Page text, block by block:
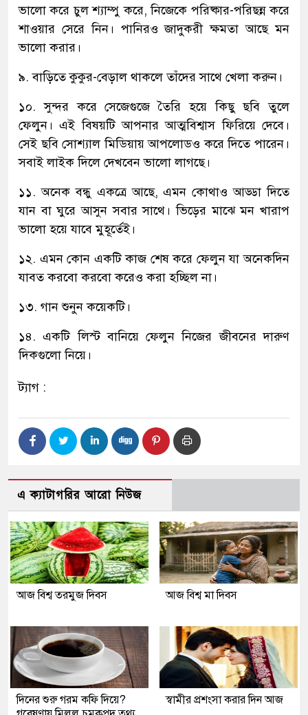
ভালো করে চুল শ্যাম্পু করে, নিজেকে পরিষ্কার-পরিছন্ন করে
শাওয়ার সেরে নিন। পানিরও জাদুকরী ক্ষমতা আছে মন
ভালো করার।
৯. বাড়িতে কুকুর-বেড়াল থাকলে তাঁদের সাথে খেলা করুন।
১০. সুন্দর করে সেজেগুজে তৈরি হয়ে কিছু ছবি তুলে
ফেলুন। এই বিষয়টি আপনার আত্মবিশ্বাস ফিরিয়ে দেবে।
সেই ছবি সোশ্যাল মিডিয়ায় আপলোডও করে দিতে পারেন।
সবাই লাইক দিলে দেখবেন ভালো লাগছে।
১১. অনেক বন্ধু একত্রে আছে, এমন কোথাও আড্ডা দিতে
যান বা ঘুরে আসুন সবার সাথে। ভিড়ের মাঝে মন খারাপ
ভালো হয়ে যাবে মুহূর্তেই।
১২. এমন কোন একটি কাজ শেষ করে ফেলুন যা অনেকদিন
যাবত করবো করবো করেও করা হচ্ছিল না।
১৩. গান শুনুন কয়েকটি।
১৪. একটি লিস্ট বানিয়ে ফেলুন নিজের জীবনের দারুণ
দিকগুলো নিয়ে।
ট্যাগ :
এ ক্যাটাগরির আরো নিউজ
আজ বিশ্ব তরমুজ দিবস আজ বিশ্ব মা দিবস
দিনের শুরু গরম কফি দিয়ে?
স্বামীর প্রশংসা করার দিন আজ